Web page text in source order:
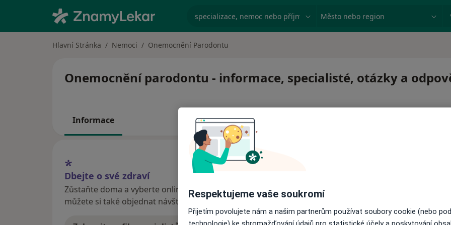
specializace, nemoc nebo příjmení Město nebo region
Hlavní Stránka Nemoci Onemocnění Parodontu
Onemocnění parodontu - informace, specialisté, otázky a
Informace
Dbejte o své zdraví
Zůstaňte doma a vyberte online konzultaci pro zahájení nebo pokračování léčby. Pokud to
můžete si také objednat návštěvu v ordinaci.
Respektujeme vaše soukromí
Přijetím povolujete nám a našim partnerům používat soubory cookie (nebo